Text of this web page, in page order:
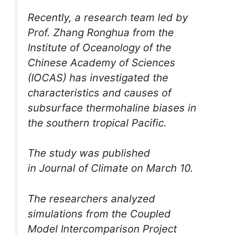
Recently, a research team led by
Prof. Zhang Ronghua from the
Institute of Oceanology of the
Chinese Academy of Sciences
(IOCAS) has investigated the
characteristics and causes of
subsurface thermohaline biases in
the southern tropical Pacific.
The study was published
in Journal of Climate on March 10.
The researchers analyzed
simulations from the Coupled
Model Intercomparison Project